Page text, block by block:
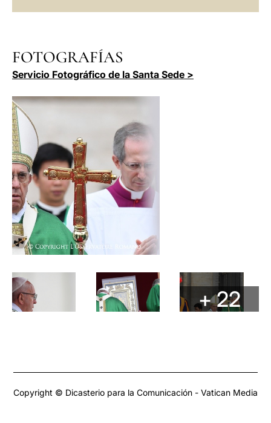
FOTOGRAFÍAS
Servicio Fotográfico de la Santa Sede >
+ 22
Copyright © Dicasterio para la Comunicación - Vatican Media